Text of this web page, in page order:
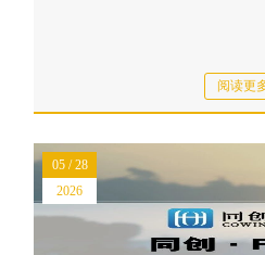
阅读更
05 / 28
2026